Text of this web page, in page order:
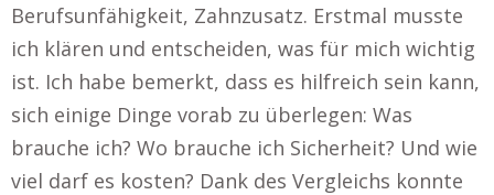
Berufsunfähigkeit, Zahnzusatz. Erstmal musste
ich klären und entscheiden, was für mich wichtig
ist. Ich habe bemerkt, dass es hilfreich sein kann,
sich einige Dinge vorab zu überlegen: Was
brauche ich? Wo brauche ich Sicherheit? Und wie
viel darf es kosten? Dank des Vergleichs konnte